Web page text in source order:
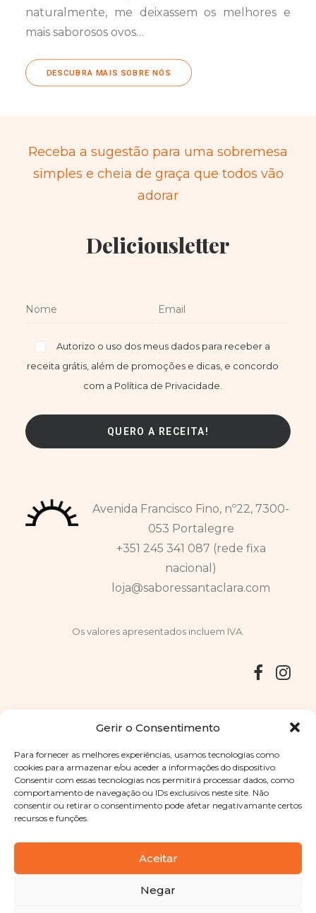
Gerir o Consentimento
Para fornecer as melhores experiências, usamos tecnologias como
cookies para armazenar e/ou aceder a informações do dispositivo.
Consentir com essas tecnologias nos permitirá processar dados, como
comportamento de navegação ou IDs exclusivos neste site. Não
consentir ou retirar o consentimento pode afetar negativamante certos
recursos e funções.
Aceitar
Negar
naturalmente, me deixassem os melhores e
mais saborosos ovos…
DESCUBRA MAIS SOBRE NÓS
Receba a sugestão para uma sobremesa
simples e cheia de graça que todos vão
adorar
Deliciousletter
Autorizo o uso dos meus dados para receber a
receita grátis, além de promoções e dicas, e concordo
com a Política de Privacidade.
Avenida Francisco Fino, nº22, 7300-
053 Portalegre
+351 245 341 087 (rede fixa
nacional)
loja@saboressantaclara.com
Os valores apresentados incluem IVA.
Copyright © 2025 Sabores Santa Clara
. Todos os direitos
reservadosPolítica de Privacidade |Termos e condições
Designed byShift Your Branding Agency